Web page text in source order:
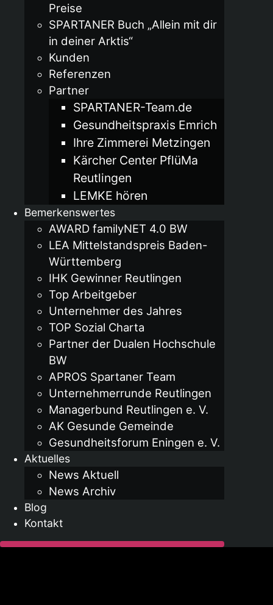
Preise
SPARTANER Buch „Allein mit dir
in deiner Arktis“
Kunden
Referenzen
Partner
SPARTANER-Team.de
Gesundheitspraxis Emrich
Ihre Zimmerei Metzingen
Kärcher Center PflüMa
Reutlingen
LEMKE hören
Bemerkenswertes
AWARD familyNET 4.0 BW
LEA Mittelstandspreis Baden-
Württemberg
IHK Gewinner Reutlingen
Top Arbeitgeber
Unternehmer des Jahres
TOP Sozial Charta
Partner der Dualen Hochschule
BW
APROS Spartaner Team
Unternehmerrunde Reutlingen
Managerbund Reutlingen e. V.
AK Gesunde Gemeinde
Gesundheitsforum Eningen e. V.
Aktuelles
News Aktuell
News Archiv
Blog
Kontakt